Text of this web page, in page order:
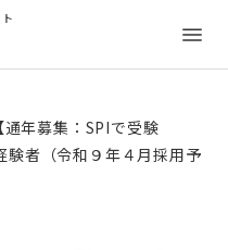
年募集：SPIで受験
験者（令和９年４月採用予